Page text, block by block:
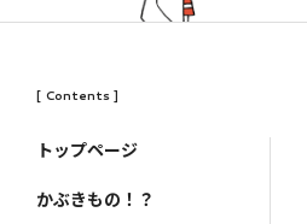
[ Contents ]
トップページ
かぶきもの！？